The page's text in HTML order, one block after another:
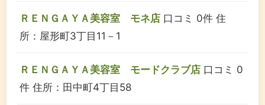
ＲＥＮＧＡＹＡ美容室 モネ店 口コミ 0件 住
所：屋形町3丁目11－1
ＲＥＮＧＡＹＡ美容室 モードクラブ店 口コミ 0
件 住所：田中町4丁目58